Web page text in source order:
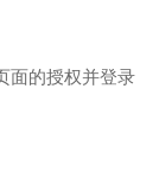
面的授权并登录